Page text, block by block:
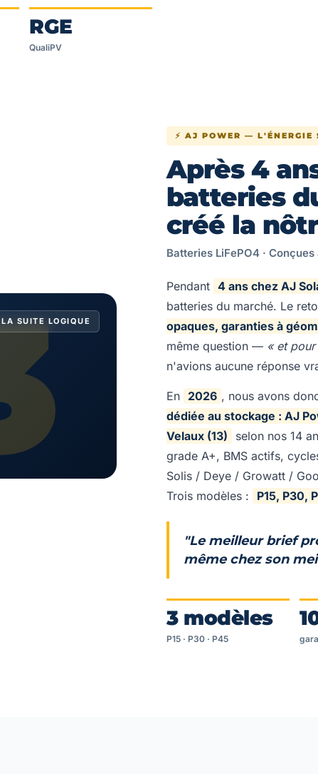
RGE
QualiPV
SUITE LOGIQUE
⚡ AJ POWER — L'ÉNERGIE
Après 4
batteries
créé la
Batteries LiFePO4 ·
Pendant 4 ans chez AJ
batteries du marché. Le
opaques, garanties à
même question — « et
n'avions aucune réponse
En 2026 , nous avons
dédiée au stockage : AJ
Velaux (13)
selon nos 14
grade A+, BMS actifs,
Solis / Deye / Growatt /
Trois modèles :
P15, P30,
"Le meilleur brief
même chez son
3 modèles
P15 · P30 · P45